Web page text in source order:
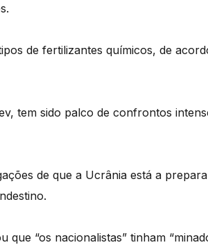
de fertilizantes químicos, de
tem sido palco de confrontos
de que a Ucrânia está a
“os nacionalistas” tinham